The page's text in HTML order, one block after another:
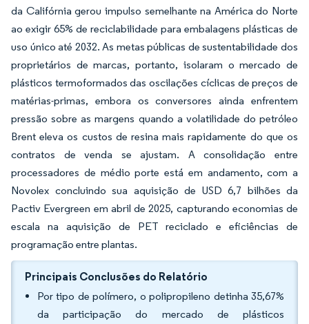
da Califórnia gerou impulso semelhante na América do Norte
ao exigir 65% de reciclabilidade para embalagens plásticas de
uso único até 2032. As metas públicas de sustentabilidade dos
proprietários de marcas, portanto, isolaram o mercado de
plásticos termoformados das oscilações cíclicas de preços de
matérias-primas, embora os conversores ainda enfrentem
pressão sobre as margens quando a volatilidade do petróleo
Brent eleva os custos de resina mais rapidamente do que os
contratos de venda se ajustam. A consolidação entre
processadores de médio porte está em andamento, com a
Novolex concluindo sua aquisição de USD 6,7 bilhões da
Pactiv Evergreen em abril de 2025, capturando economias de
escala na aquisição de PET reciclado e eficiências de
programação entre plantas.
Principais Conclusões do Relatório
Por tipo de polímero, o polipropileno detinha 35,67%
da participação do mercado de plásticos